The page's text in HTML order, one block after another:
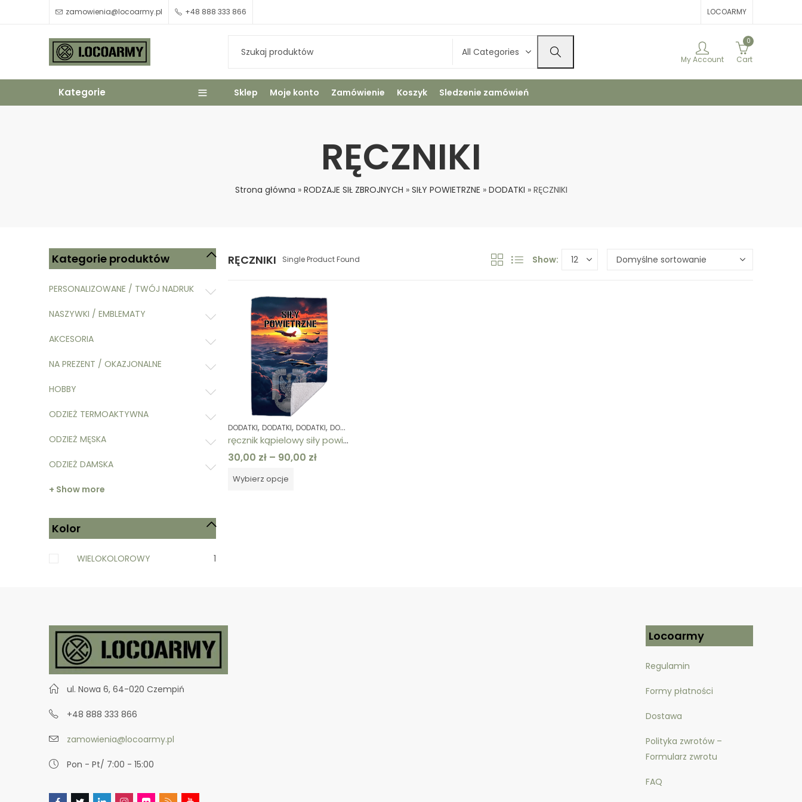
zamowienia@locoarmy.pl +48 888 333 866 LOCOARMY
My Account
0
Cart
Kategorie Sklep Moje konto Zamówienie Koszyk Sledzenie zamówień
RĘCZNIKI
Strona główna » RODZAJE SIŁ ZBROJNYCH » SIŁY POWIETRZNE » DODATKI » RĘCZNIKI
RĘCZNIKI Single Product Found Show:
DODATKI, DODATKI, DODATKI, DOWOLNY NADRUK
ręcznik kąpielowy siły powietrzne
30,00 zł – 90,00 zł
Wybierz opcje
Kategorie produktów
PERSONALIZOWANE / TWÓJ NADRUK
NASZYWKI / EMBLEMATY
AKCESORIA
NA PREZENT / OKAZJONALNE
HOBBY
ODZIEŻ TERMOAKTYWNA
ODZIEŻ MĘSKA
ODZIEŻ DAMSKA
+ Show more
Kolor
WIELOKOLOROWY 1
ul. Nowa 6, 64-020 Czempiń
+48 888 333 866
zamowienia@locoarmy.pl
Pon - Pt/ 7:00 - 15:00
Locoarmy
Regulamin
Formy płatności
Dostawa
Polityka zwrotów –
Formularz zwrotu
FAQ